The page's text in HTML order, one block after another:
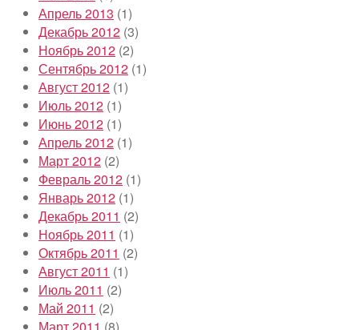
Апрель 2013 (1)
Декабрь 2012 (3)
Ноябрь 2012 (2)
Сентябрь 2012 (1)
Август 2012 (1)
Июль 2012 (1)
Июнь 2012 (1)
Апрель 2012 (1)
Март 2012 (2)
Февраль 2012 (1)
Январь 2012 (1)
Декабрь 2011 (2)
Ноябрь 2011 (1)
Октябрь 2011 (2)
Август 2011 (1)
Июль 2011 (2)
Май 2011 (2)
Март 2011 (8)